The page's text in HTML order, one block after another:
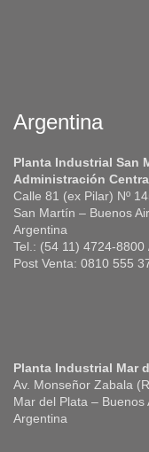
Argentina
Planta Industrial San
Administración
Calle 81 (ex Pilar) Nº
San Martín – Buenos
Argentina
Tel.: (54 11) 4724-
Post Venta: 0810 555
Planta Industrial Mar
Av. Monseñor Zabala
Mar del Plata – Buenos
Argentina